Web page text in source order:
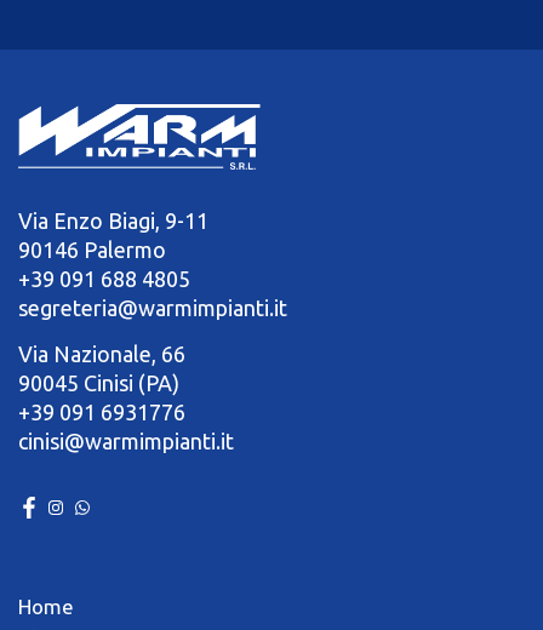
Via Enzo Biagi, 9-11
90146 Palermo
+39 091 688 4805
segreteria@warmimpianti.it
Via Nazionale, 66
90045 Cinisi (PA)
+39 091 6931776
cinisi@warmimpianti.it
Home